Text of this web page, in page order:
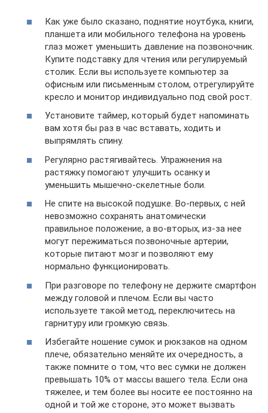
Как уже было сказано, поднятие ноутбука, книги,
планшета или мобильного телефона на уровень
глаз может уменьшить давление на позвоночник.
Купите подставку для чтения или регулируемый
столик. Если вы используете компьютер за
офисным или письменным столом, отрегулируйте
кресло и монитор индивидуально под свой рост.
Установите таймер, который будет напоминать
вам хотя бы раз в час вставать, ходить и
выпрямлять спину.
Регулярно растягивайтесь. Упражнения на
растяжку помогают улучшить осанку и
уменьшить мышечно-скелетные боли.
Не спите на высокой подушке. Во-первых, с ней
невозможно сохранять анатомически
правильное положение, а во-вторых, из-за нее
могут пережиматься позвоночные артерии,
которые питают мозг и позволяют ему
нормально функционировать.
При разговоре по телефону не держите смартфон
между головой и плечом. Если вы часто
используете такой метод, переключитесь на
гарнитуру или громкую связь.
Избегайте ношение сумок и рюкзаков на одном
плече, обязательно меняйте их очередность, а
также помните о том, что вес сумки не должен
превышать 10% от массы вашего тела. Если она
тяжелее, и тем более вы носите ее постоянно на
одной и той же стороне, это может вызвать